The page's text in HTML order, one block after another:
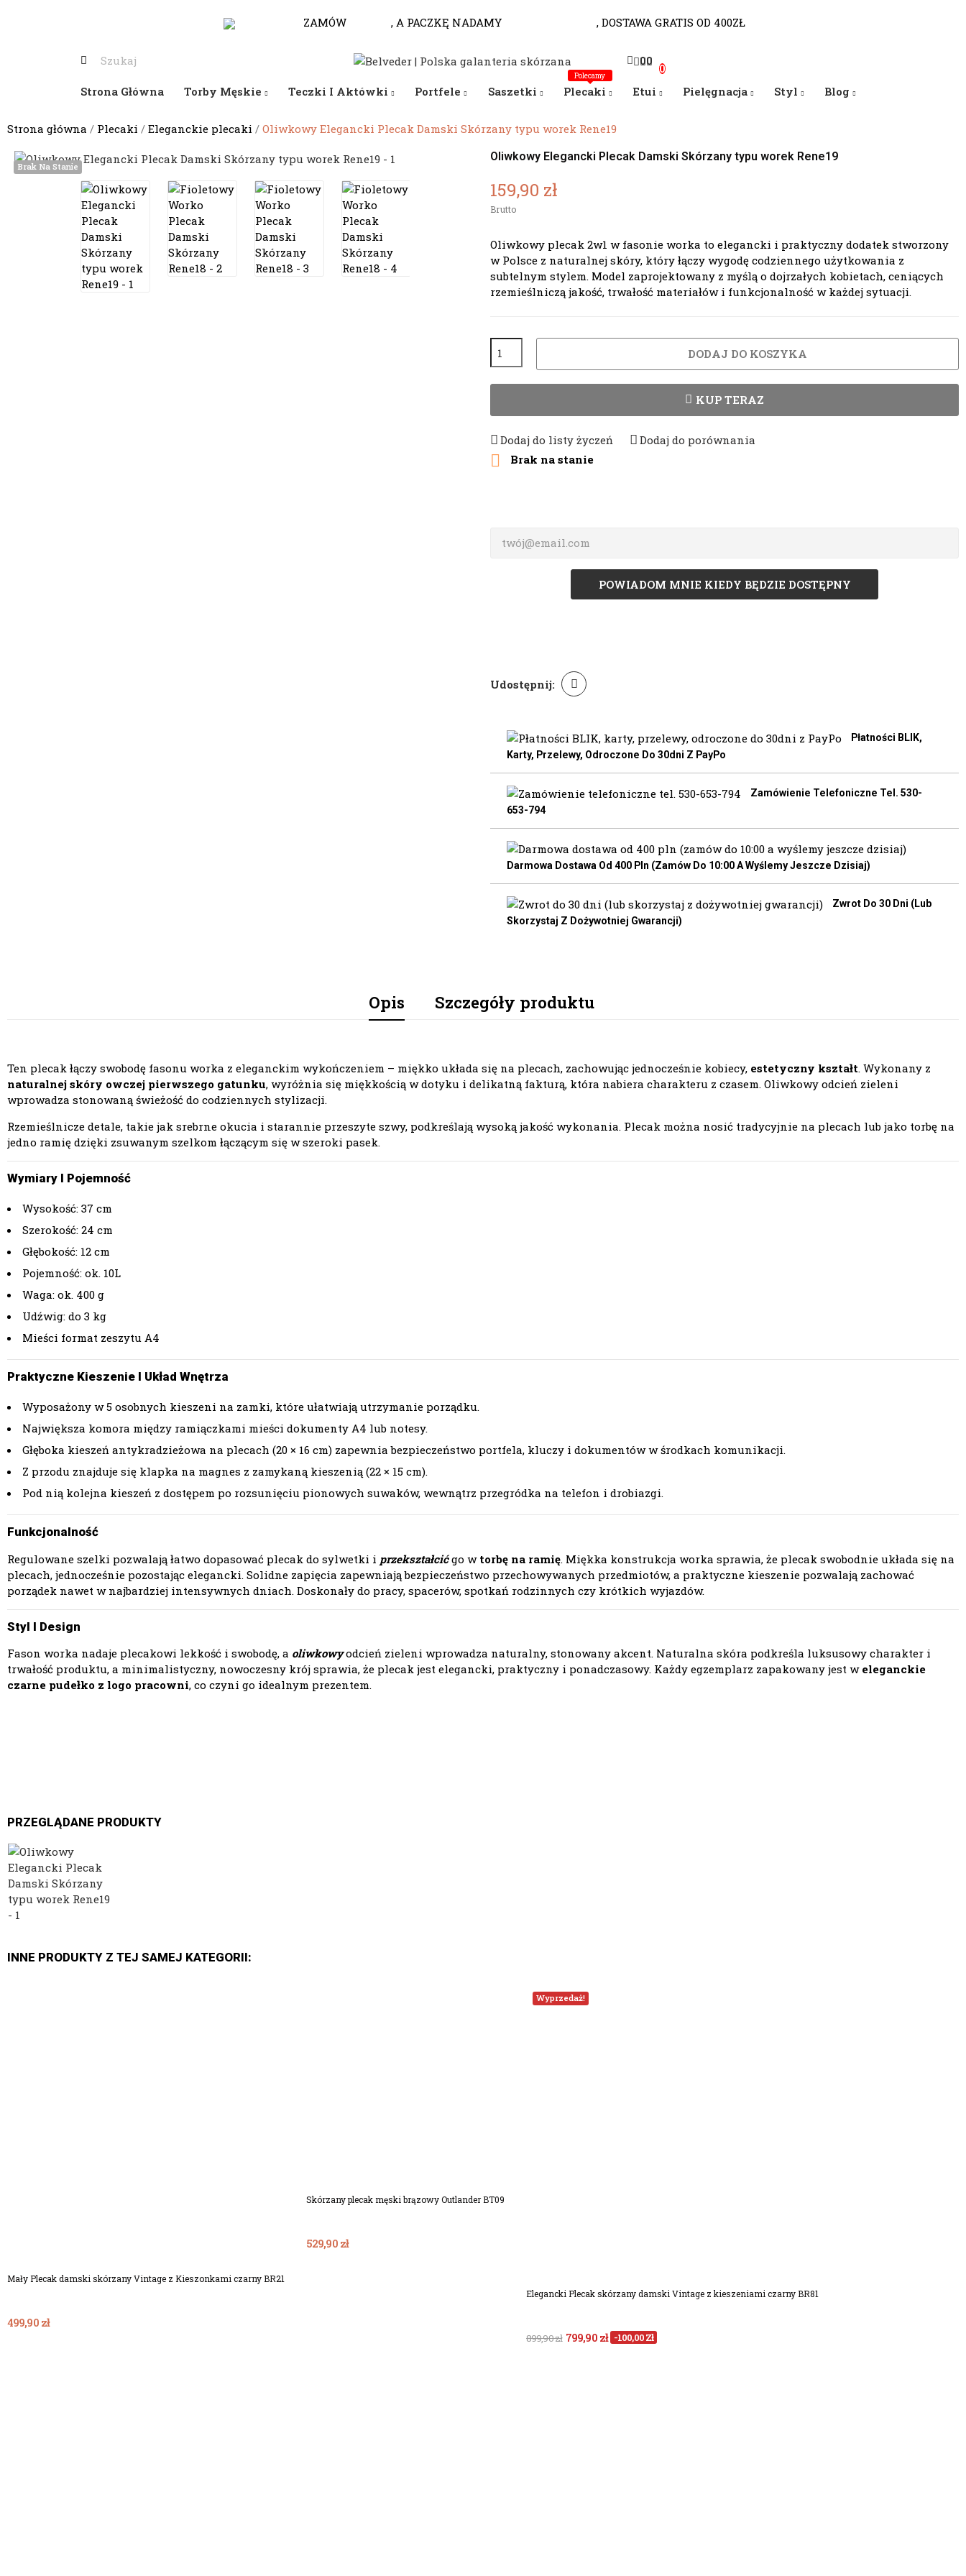
ZAMÓW , A PACZKĘ NADAMY , DOSTAWA GRATIS OD 400ZŁ
00
0
Strona Główna
Torby Męskie Teczki I Aktówki Portfele Saszetki Plecaki
Polecamy
Etui Pielęgnacja Styl Blog
Strona główna Plecaki Eleganckie plecaki Oliwkowy Elegancki Plecak Damski Skórzany typu worek Rene19
Brak Na Stanie
Oliwkowy Elegancki Plecak Damski Skórzany typu worek Rene19
159,90 zł
Brutto
Oliwkowy plecak 2w1 w fasonie worka to elegancki i praktyczny dodatek stworzony
w Polsce z naturalnej skóry, który łączy wygodę codziennego użytkowania z
subtelnym stylem. Model zaprojektowany z myślą o dojrzałych kobietach, ceniących
rzemieślniczą jakość, trwałość materiałów i funkcjonalność w każdej sytuacji.
DODAJ DO KOSZYKA
KUP TERAZ
Dodaj do listy życzeń Dodaj do porównania
 Brak na stanie
POWIADOM MNIE KIEDY BĘDZIE DOSTĘPNY
Udostępnij:
Płatności BLIK,
Karty, Przelewy, Odroczone Do 30dni Z PayPo
Zamówienie Telefoniczne Tel. 530-
653-794
Darmowa Dostawa Od 400 Pln (zamów Do 10:00 A Wyślemy Jeszcze Dzisiaj)
Zwrot Do 30 Dni (lub
Skorzystaj Z Dożywotniej Gwarancji)
Opis Szczegóły produktu
Ten plecak łączy swobodę fasonu worka z eleganckim wykończeniem – miękko układa się na plecach, zachowując jednocześnie kobiecy, estetyczny kształt. Wykonany z
naturalnej skóry owczej pierwszego gatunku, wyróżnia się miękkością w dotyku i delikatną fakturą, która nabiera charakteru z czasem. Oliwkowy odcień zieleni
wprowadza stonowaną świeżość do codziennych stylizacji.
Rzemieślnicze detale, takie jak srebrne okucia i starannie przeszyte szwy, podkreślają wysoką jakość wykonania. Plecak można nosić tradycyjnie na plecach lub jako torbę na
jedno ramię dzięki zsuwanym szelkom łączącym się w szeroki pasek.
Wymiary I Pojemność
Wysokość: 37 cm
Szerokość: 24 cm
Głębokość: 12 cm
Pojemność: ok. 10L
Waga: ok. 400 g
Udźwig: do 3 kg
Mieści format zeszytu A4
Praktyczne Kieszenie I Układ Wnętrza
Wyposażony w 5 osobnych kieszeni na zamki, które ułatwiają utrzymanie porządku.
Największa komora między ramiączkami mieści dokumenty A4 lub notesy.
Głęboka kieszeń antykradzieżowa na plecach (20 × 16 cm) zapewnia bezpieczeństwo portfela, kluczy i dokumentów w środkach komunikacji.
Z przodu znajduje się klapka na magnes z zamykaną kieszenią (22 × 15 cm).
Pod nią kolejna kieszeń z dostępem po rozsunięciu pionowych suwaków, wewnątrz przegródka na telefon i drobiazgi.
Funkcjonalność
Regulowane szelki pozwalają łatwo dopasować plecak do sylwetki i przekształcić go w torbę na ramię. Miękka konstrukcja worka sprawia, że plecak swobodnie układa się na
plecach, jednocześnie pozostając elegancki. Solidne zapięcia zapewniają bezpieczeństwo przechowywanych przedmiotów, a praktyczne kieszenie pozwalają zachować
porządek nawet w najbardziej intensywnych dniach. Doskonały do pracy, spacerów, spotkań rodzinnych czy krótkich wyjazdów.
Styl I Design
Fason worka nadaje plecakowi lekkość i swobodę, a oliwkowy odcień zieleni wprowadza naturalny, stonowany akcent. Naturalna skóra podkreśla luksusowy charakter i
trwałość produktu, a minimalistyczny, nowoczesny krój sprawia, że plecak jest elegancki, praktyczny i ponadczasowy. Każdy egzemplarz zapakowany jest w eleganckie
czarne pudełko z logo pracowni, co czyni go idealnym prezentem.
PRZEGLĄDANE PRODUKTY
INNE PRODUKTY Z TEJ SAMEJ KATEGORII:
Mały Plecak damski skórzany Vintage z Kieszonkami czarny BR21
499,90 zł
Skórzany plecak męski brązowy Outlander BT09
529,90 zł
Wyprzedaż!
Elegancki Plecak skórzany damski Vintage z kieszeniami czarny BR81
899,90 zł 799,90 zł -100,00 Zł